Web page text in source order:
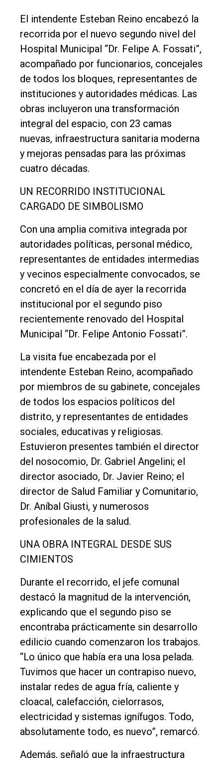
El
DIARIO
Balcarce
Inicio
Tendencia
Int.
Política
Cultura
Entrevistas
Rural
Deportes
Fúnebres
Edición
Empresa
Nosotros
Contacto
El intendente Esteban Reino encabezó la
recorrida por el nuevo segundo nivel del
Hospital Municipal “Dr. Felipe A. Fossati”,
acompañado por funcionarios, concejales
de todos los bloques, representantes de
instituciones y autoridades médicas. Las
obras incluyeron una transformación
integral del espacio, con 23 camas
nuevas, infraestructura sanitaria moderna
y mejoras pensadas para las próximas
cuatro décadas.
UN RECORRIDO INSTITUCIONAL
CARGADO DE SIMBOLISMO
Con una amplia comitiva integrada por
autoridades políticas, personal médico,
representantes de entidades intermedias
y vecinos especialmente convocados, se
concretó en el día de ayer la recorrida
institucional por el segundo piso
recientemente renovado del Hospital
Municipal “Dr. Felipe Antonio Fossati”.
La visita fue encabezada por el
intendente Esteban Reino, acompañado
por miembros de su gabinete, concejales
de todos los espacios políticos del
distrito, y representantes de entidades
sociales, educativas y religiosas.
Estuvieron presentes también el director
del nosocomio, Dr. Gabriel Angelini; el
director asociado, Dr. Javier Reino; el
director de Salud Familiar y Comunitario,
Dr. Aníbal Giusti, y numerosos
profesionales de la salud.
UNA OBRA INTEGRAL DESDE SUS
CIMIENTOS
Durante el recorrido, el jefe comunal
destacó la magnitud de la intervención,
explicando que el segundo piso se
encontraba prácticamente sin desarrollo
edilicio cuando comenzaron los trabajos.
“Lo único que había era una losa pelada.
Tuvimos que hacer un contrapiso nuevo,
instalar redes de agua fría, caliente y
cloacal, calefacción, cielorrasos,
electricidad y sistemas ignífugos. Todo,
absolutamente todo, es nuevo”, remarcó.
Además, señaló que la infraestructura